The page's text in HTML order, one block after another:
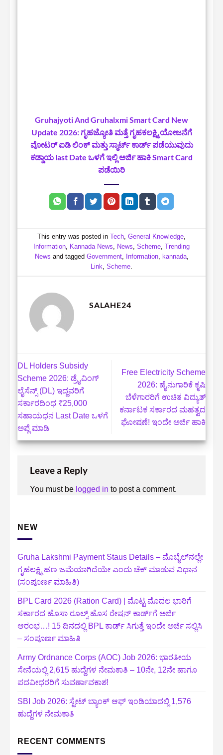
Gruhajyoti And Gruhalxmi Smart Card New
Update 2026: ಗೃಹಜ್ಯೋತಿ ಮತ್ತೆ ಗೃಹಕಲಕ್ಷ್ಮಿ ಯೋಜನೆಗೆ
ವೋಟರ್ ಐಡಿ ಲಿಂಕ್ ಮತ್ತು ಸ್ಮಾರ್ಟ್ ಕಾರ್ಡ್ ಪಡೆಯುವುದು
ಕಡ್ಡಾಯ last Date ಒಳಗೆ ಇಲ್ಲಿ ಅರ್ಜಿ ಹಾಕಿ Smart Card
ಪಡೆಯಿರಿ
This entry was posted in Tech, General Knowledge,
Information, Kannada News, News, Scheme, Trending
News and tagged Government, Information, kannada,
Link, Scheme.
SALAHE24
DL Holders Subsidy
Scheme 2026: ಡ್ರೈವಿಂಗ್
ಲೈಸೆನ್ಸ್ (DL) ಇದ್ದವರಿಗೆ
ಸರ್ಕಾರದಿಂಧ ₹25,000
ಸಹಾಯಧನ Last Date ಒಳಗೆ
ಅಪ್ಲೆ ಮಾಡಿ
Free Electricity Scheme
2026: ಹೈನುಗಾರಿಕೆ ಕೃಷಿ
ಬೆಳೆಗಾರರಿಗೆ ಉಚಿತ ವಿದ್ಯುತ್
ಕರ್ನಾಟಕ ಸರ್ಕಾರದ ಮಹತ್ವದ
ಘೋಷಣೆ! ಇಂದೇ ಅರ್ಜಿ ಹಾಕಿ
Leave a Reply
You must be logged in to post a comment.
NEW
Gruha Lakshmi Payment Staus Details – ಮೊಬೈಲ್‌ನಲ್ಲೇ
ಗೃಹಲಕ್ಷ್ಮಿ ಹಣ ಜಮೆಯಾಗಿದೆಯೇ ಎಂದು ಚೆಕ್ ಮಾಡುವ ವಿಧಾನ
(ಸಂಪೂರ್ಣ ಮಾಹಿತಿ)
BPL Card 2026 (Ration Card) | ಮೊಟ್ಟ ಮೊದಲ ಭಾರಿಗೆ
ಸರ್ಕಾರದ ಹೊಸಾ ರೂಲ್ಸ್ ಹೊಸ ರೇಷನ್ ಕಾರ್ಡ್‌ಗೆ ಅರ್ಜಿ
ಆರಂಭ…! 15 ದಿನದಲ್ಲಿ BPL ಕಾರ್ಡ್ ಸಿಗುತ್ತೆ ಇಂದೇ ಅರ್ಜಿ ಸಲ್ಲಿಸಿ
– ಸಂಪೂರ್ಣ ಮಾಹಿತಿ
Army Ordnance Corps (AOC) Job 2026: ಭಾರತೀಯ
ಸೇನೆಯಲ್ಲಿ 2,615 ಹುದ್ದೆಗಳ ನೇಮಕಾತಿ – 10ನೇ, 12ನೇ ಹಾಗೂ
ಪದವೀಧರರಿಗೆ ಸುವರ್ಣಾವಕಾಶ!
SBI Job 2026: ಸ್ಟೇಟ್ ಬ್ಯಾಂಕ್ ಆಫ್ ಇಂಡಿಯಾದಲ್ಲಿ 1,576
ಹುದ್ದೆಗಳ ನೇಮಕಾತಿ
RECENT COMMENTS